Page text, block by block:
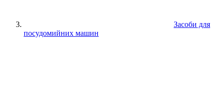
Засоби для
посудомийних машин